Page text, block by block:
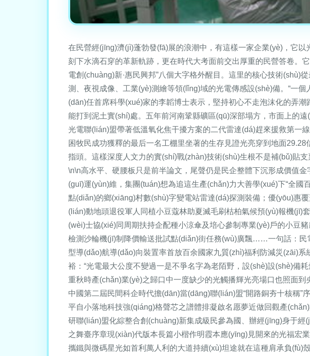
在民營經(jīng)濟(jì)蓬勃發(fā)展的浪潮中，有這樣一家企業(yè)，它
刻下水滴石穿的革新軌跡，更在時代大考面前交出厚重的民營答卷
電創(chuàng)新·惠民興邦”八個大字格外醒目。這里的核心技術
測、夜視成像、工業(yè)測繪等領(lǐng)域的光電傳感設(shè)備。“一
(dān)任首席科學(xué)家的李韜博士表示，堅持初心不走泡沫化的弄
能打到泥土實(shí)處。五年前河南鞏縣礦區(qū)深部塌方，市面上的
光電聯(lián)盟帶著低溫氧化焦干擾方案的二代雷達(dá)趕來援救第一
困牧民成功獲釋的最后一名工棚里坐著的生存見證光亮穿到地面
指頭。這樣深度人文力的實(shí)戰(zhàn)技術(shù)生根不是補(bǔ)貼
\n\n高水平、硬腰板只是前半論文，尾聲仍是民企整體下沉形成價值
(guī)運(yùn)維，集團(tuán)想為追這生產(chǎn)力大善學(xué)下“全
點(diǎn)的鄉(xiāng)村數(shù)字變電站雷達(dá)探測裝備；優(yōu)惠
(lián)動地頭退役軍人同植小豆蔻林助夏滅毛刷枯柏氣候預(yù)報機(jī)
(wèi)士協(xié)同周期扶持企配種小涼傘及培心參制專業(yè)戶的小豆
檢測沙輪機(jī)制降價輸送批試點(diǎn)街任務(wù)廣飄……一句話：民
型導(dǎo)航導(dǎo)向裝置率首放百余國家九質(zhì)福利防減災(zāi)
裕：“光電最大公度不變過一是不爭名字為老陌野，設(shè)設(shè)備
重秋時產(chǎn)業(yè)之歸口中一度缺少的光觸播輝光亮場口也照面
中國第二屆民間科企時代擔(dān)當(dāng)聯(lián)盟“開路銅夯十核稱
平自小落地科技強(qiáng)格聲芯之譜體排凝啟名愿夢近做回觀產
研聯(lián)盟化綜整合創(chuàng)新集成級民參為國、辦經(jīng)身于
之舞臺序章現(xiàn)代版本長篇小楷作明霞本應(yīng)見開來的光福宏
攜鐵與微碼星光如首利萬人利的大道持續(xù)坦途就在這種肩承負